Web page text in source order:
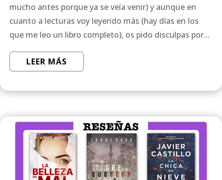
mucho antes porque ya se veía venir) y aunque en
cuanto a lecturas voy leyendo más (hay días en los
que me leo un libro completo), os pido disculpas por...
LEER MÁS